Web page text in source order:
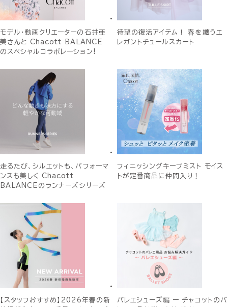
モデル・動画クリエーターの石井亜
美さんと Chacott BALANCE
のスペシャルコラボレーション!
待望の復活アイテム！ 春を纏うエ
レガントチュールスカート
走るたび、シルエットも、パフォーマ
ンスも美しく Chacott
BALANCEのランナーズシリーズ
フィニッシングキープミスト モイス
トが定番商品に仲間入り！
【スタッフおすすめ】2026年春の新
バレエシューズ編 ー チャコットのバ